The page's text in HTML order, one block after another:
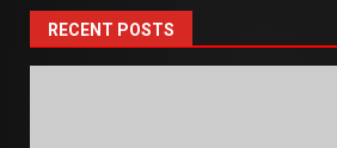
RECENT POSTS